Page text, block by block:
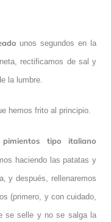
unos segundos en la
rectificamos de sal y
la lumbre.
hemos frito al principio.
tipo italiano
haciendo las patatas y
y después, rellenaremos
(primero, y con cuidado,
se selle y no se salga la